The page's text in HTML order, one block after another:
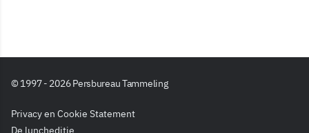
© 1997 - 2026 Persbureau Tammeling
Privacy en Cookie Statement